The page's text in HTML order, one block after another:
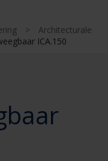
>
Architecturale
ICA.150